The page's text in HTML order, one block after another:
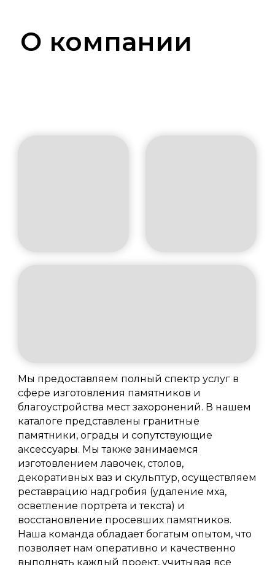
Мы предоставляем полный спектр услуг в
сфере изготовления памятников и
благоустройства мест захоронений. В нашем
каталоге представлены гранитные
памятники, ограды и сопутствующие
аксессуары. Мы также занимаемся
изготовлением лавочек, столов,
декоративных ваз и скульптур, осуществляем
реставрацию надгробия (удаление мха,
осветление портрета и текста) и
восстановление просевших памятников.
Наша команда обладает богатым опытом, что
позволяет нам оперативно и качественно
выполнять каждый проект, учитывая все
О компании